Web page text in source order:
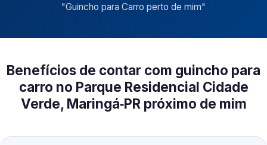
"Guincho para Carro perto de mim"
Benefícios de contar com guincho para
carro no Parque Residencial Cidade
Verde, Maringá‑PR próximo de mim